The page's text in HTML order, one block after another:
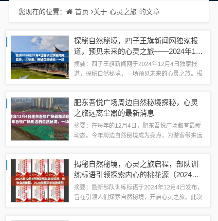
您现在的位置： 首页 关于 心灵之旅 的文章
探秘自然秘境，四子王旗新闻网独家报
道，预见未来的心灵之旅——2024年12
月4日最新报道
摘要：四子王旗新闻网于2024年12月4日独家报
道，探秘自然秘境，一场预见未来的心灵之旅。报
报道将带领读者领略四子王旗的独特魅力...
肥东吾悦广场周边自然秘境探秘，心灵
之旅远离尘嚣的最新消息
摘要：在每年的12月4日，肥东吾悦广场都有最新
动态。今年周边自然秘境成为亮点，为游客带来远
为人们提供放松身心的绝佳去处。往日每年...
揭秘自然秘境，心灵之旅启程，部队训
练标语引领探索内心的桃花源（2024年
最新）
摘要：最新部队训练标语于2024年12月4日发布，
旨在引领人们探索自然秘境，开启心灵之旅。此次